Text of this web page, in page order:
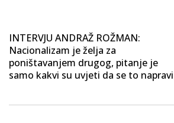
INTERVJU ANDRAŽ ROŽMAN:
Nacionalizam je želja za
poništavanjem drugog, pitanje je
samo kakvi su uvjeti da se to napravi